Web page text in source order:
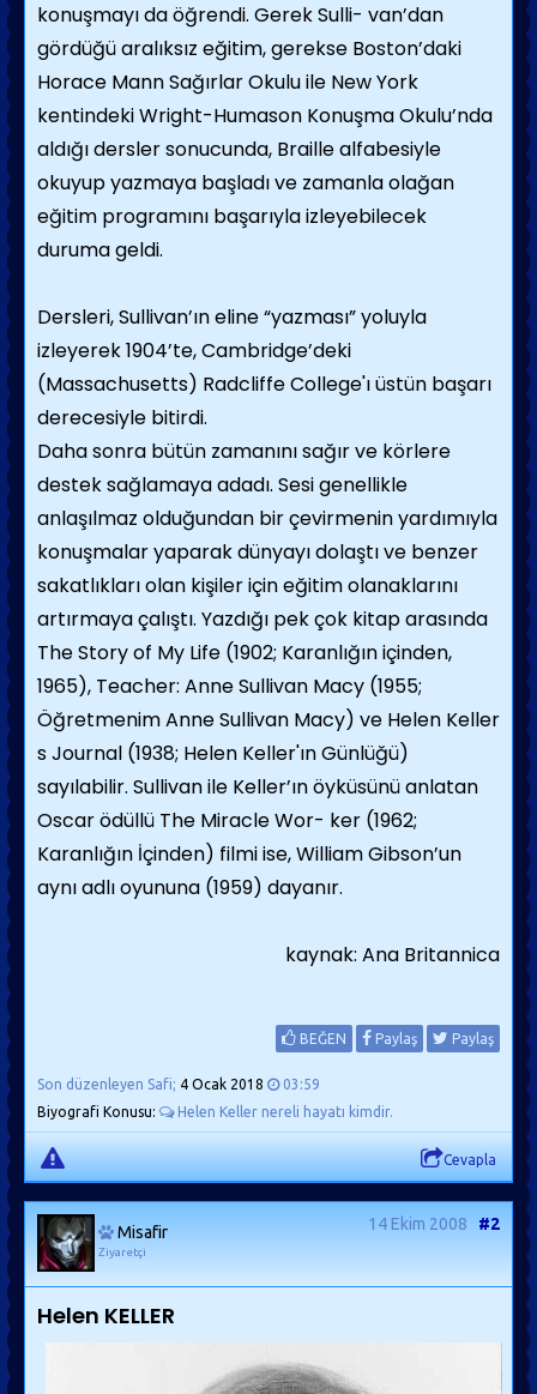
konuşmayı da öğrendi. Gerek Sulli- van’dan
gördüğü aralıksız eğitim, gerekse Boston’daki
Horace Mann Sağırlar Okulu ile New York
kentindeki Wright-Humason Konuşma Okulu’nda
aldığı dersler sonucunda, Braille alfabesiyle
okuyup yazmaya başladı ve zamanla olağan
eğitim programını başarıyla izleyebilecek
duruma geldi.
Dersleri, Sullivan’ın eline “yazması” yoluyla
izleyerek 1904’te, Cambridge’deki
(Massachusetts) Radcliffe College'ı üstün başarı
derecesiyle bitirdi.
Daha sonra bütün zamanını sağır ve körlere
destek sağlamaya adadı. Sesi genellikle
anlaşılmaz olduğundan bir çevirmenin yardımıyla
konuşmalar yaparak dünyayı dolaştı ve benzer
sakatlıkları olan kişiler için eğitim olanaklarını
artırmaya çalıştı. Yazdığı pek çok kitap arasında
The Story of My Life (1902; Karanlığın içinden,
1965), Teacher: Anne Sullivan Macy (1955;
Öğretmenim Anne Sullivan Macy) ve Helen Keller
s Journal (1938; Helen Keller'ın Günlüğü)
sayılabilir. Sullivan ile Keller’ın öyküsünü anlatan
Oscar ödüllü The Miracle Wor- ker (1962;
Karanlığın İçinden) filmi ise, William Gibson’un
aynı adlı oyununa (1959) dayanır.
kaynak: Ana Britannica
BEĞEN Paylaş Paylaş
Son düzenleyen Safi; 4 Ocak 2018
03:59
Biyografi Konusu:
Helen Keller nereli hayatı kimdir.
Cevapla
Misafir
Ziyaretçi
14 Ekim 2008 #2
Helen KELLER